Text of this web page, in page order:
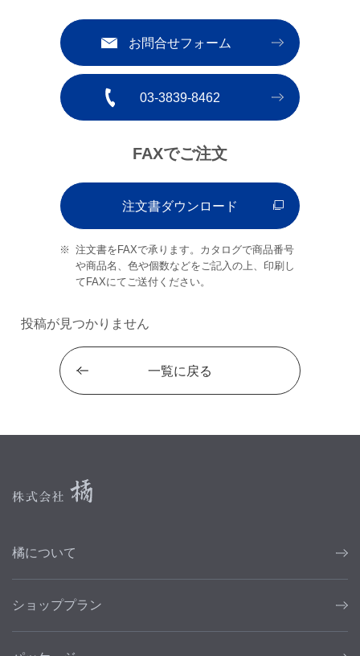
お問合せフォーム
03-3839-8462
FAXでご注文
注文書ダウンロード
注文書をFAXで承ります。カタログで商品番号
や商品名、色や個数などをご記入の上、印刷し
てFAXにてご送付ください。
投稿が見つかりません
一覧に戻る
橘について
ショッププラン